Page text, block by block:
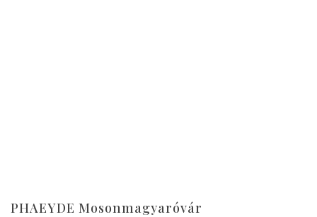
PHAEYDE Mosonmagyaróvár